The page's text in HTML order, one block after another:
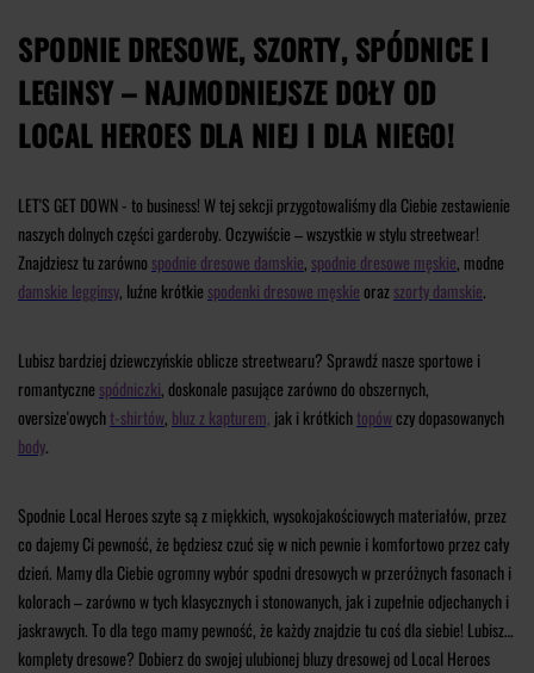
SPODNIE DRESOWE, SZORTY, SPÓDNICE I
LEGINSY – NAJMODNIEJSZE DOŁY OD
LOCAL HEROES DLA NIEJ I DLA NIEGO!
LET'S GET DOWN - to business! W tej sekcji przygotowaliśmy dla Ciebie zestawienie
naszych dolnych części garderoby. Oczywiście – wszystkie w stylu streetwear!
Znajdziesz tu zarówno spodnie dresowe damskie, spodnie dresowe męskie, modne
damskie legginsy, luźne krótkie spodenki dresowe męskieorazszorty damskie.
Lubisz bardziej dziewczyńskie oblicze streetwearu? Sprawdź nasze sportowe i
romantyczne spódniczki, doskonale pasujące zarówno do obszernych,
oversize'owycht-shirtów, bluz z kapturem, jak i krótkichtopówczy dopasowanych
body.
Spodnie Local Heroes szyte są z miękkich, wysokojakościowych materiałów, przez
co dajemy Ci pewność, że będziesz czuć się w nich pewnie i komfortowo przez cały
dzień. Mamy dla Ciebie ogromny wybór spodni dresowych w przeróżnych fasonach i
kolorach – zarówno w tych klasycznych i stonowanych, jak i zupełnie odjechanych i
jaskrawych. To dla tego mamy pewność, że każdy znajdzie tu coś dla siebie! Lubisz
komplety dresowe? Dobierz do swojej ulubionej bluzy dresowej od Local Heroes